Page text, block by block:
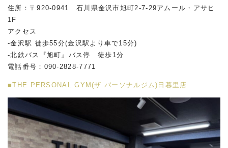
住所：〒920-0941 石川県金沢市旭町2-7-29アムール・アサヒ
1F
アクセス
-金沢駅 徒歩55分(金沢駅より車で15分)
-北鉄バス『旭町』バス停 徒歩1分
電話番号：090-2828-7771
■THE PERSONAL GYM(ザ パーソナルジム)日暮里店